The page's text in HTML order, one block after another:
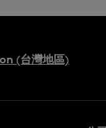
(台灣地區)